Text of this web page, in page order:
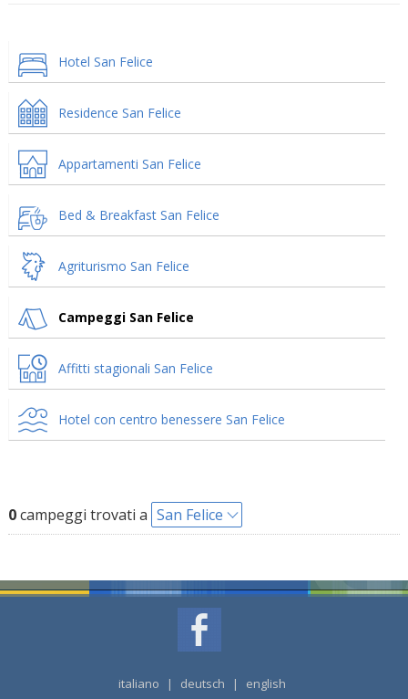
Hotel San Felice
Residence San Felice
Appartamenti San Felice
Bed & Breakfast San Felice
Agriturismo San Felice
Campeggi San Felice
Affitti stagionali San Felice
Hotel con centro benessere San Felice
0campeggi trovati a San Felice
italiano | deutsch | english